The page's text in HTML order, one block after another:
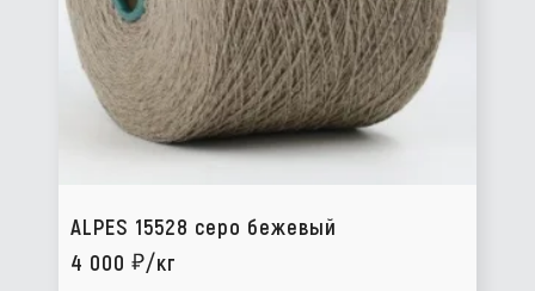
ALPES 15528 серо бежевый
4 000
/кг